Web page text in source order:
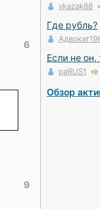
6
9
vkazak88
Где рубль?
Если не он,
paRUS1
Обзор